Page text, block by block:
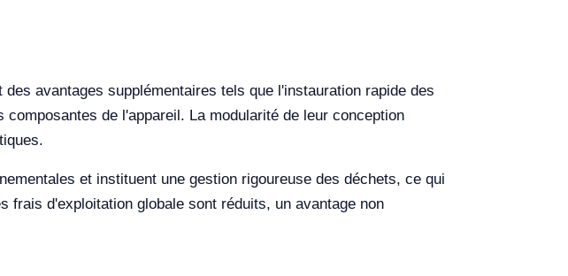
avantages supplémentaires tels que l'instauration rapide des
de l'appareil. La modularité de leur conception
et instituent une gestion rigoureuse des déchets, ce qui
frais d'exploitation globale sont réduits, un avantage non